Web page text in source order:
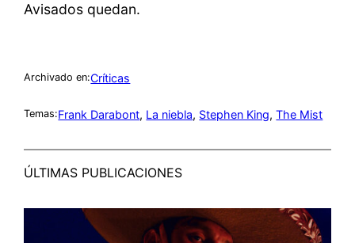
Avisados quedan.
Archivado en:Críticas
Temas:Frank Darabont, La niebla, Stephen King, The Mist
ÚLTIMAS PUBLICACIONES